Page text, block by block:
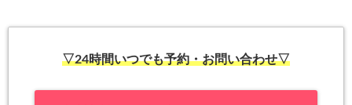
▽24時間いつでも予約・お問い合わせ▽